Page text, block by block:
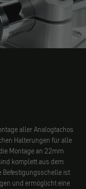
1234
Element 5
Element 6
Element 7
aller Analogtachos
Halterungen für alle
Montage an 22mm
komplett aus dem
Befestigungsschelle ist
und ermöglicht eine